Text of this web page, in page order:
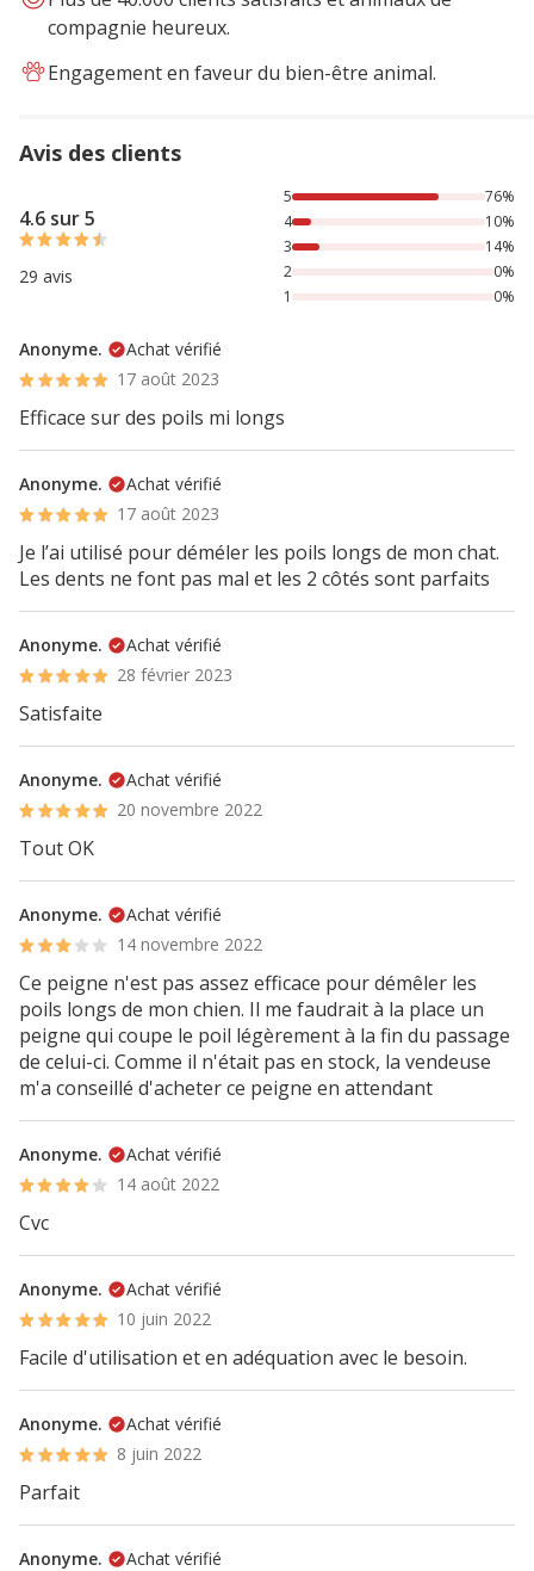
compagnie heureux.
Engagement en faveur du bien-être animal.
Avis des clients
4.6 sur 5
29 avis
76% des personnes lont noté avec {1} étoiles, 10% des
5
76%
4
10%
3
14%
2
0%
1
0%
Anonyme.
Achat vérifié
17 août 2023
Efficace sur des poils mi longs
Anonyme.
Achat vérifié
17 août 2023
Je l’ai utilisé pour déméler les poils longs de mon chat.
Les dents ne font pas mal et les 2 côtés sont parfaits
Anonyme.
Achat vérifié
28 février 2023
Satisfaite
Anonyme.
Achat vérifié
20 novembre 2022
Tout OK
Anonyme.
Achat vérifié
14 novembre 2022
Ce peigne n'est pas assez efficace pour démêler les
poils longs de mon chien. Il me faudrait à la place un
peigne qui coupe le poil légèrement à la fin du passage
de celui-ci. Comme il n'était pas en stock, la vendeuse
m'a conseillé d'acheter ce peigne en attendant
Anonyme.
Achat vérifié
14 août 2022
Cvc
Anonyme.
Achat vérifié
10 juin 2022
Facile d'utilisation et en adéquation avec le besoin.
Anonyme.
Achat vérifié
8 juin 2022
Parfait
Anonyme.
Achat vérifié